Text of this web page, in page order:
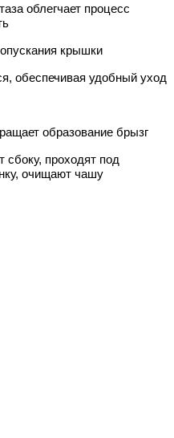
облегчает процесс
крышки
обеспечивая удобный уход
образование брызг
проходят под
очищают чашу